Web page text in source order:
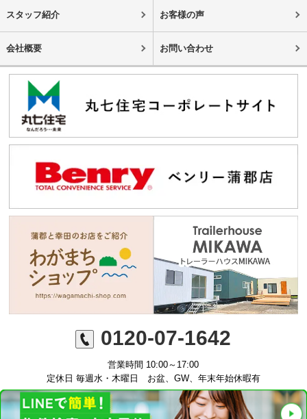
スタッフ紹介 お客様の声
会社概要 お問い合わせ
0120-07-1642
営業時間 10:00～17:00
定休日 毎週水・木曜日 お盆、GW、年末年始休暇有